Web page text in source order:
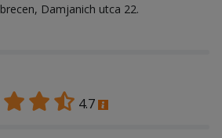
Damjanich utca 22.
4.7